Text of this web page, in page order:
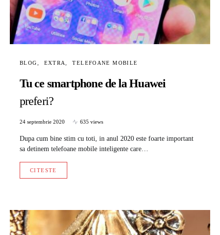
BLOG EXTRA TELEFOANE MOBILE
Tu ce smartphone de la Huawei
preferi?
24 septembrie 2020 635 views
Dupa cum bine stim cu toti, in anul 2020 este foarte important
sa detinem telefoane mobile inteligente care…
CITESTE